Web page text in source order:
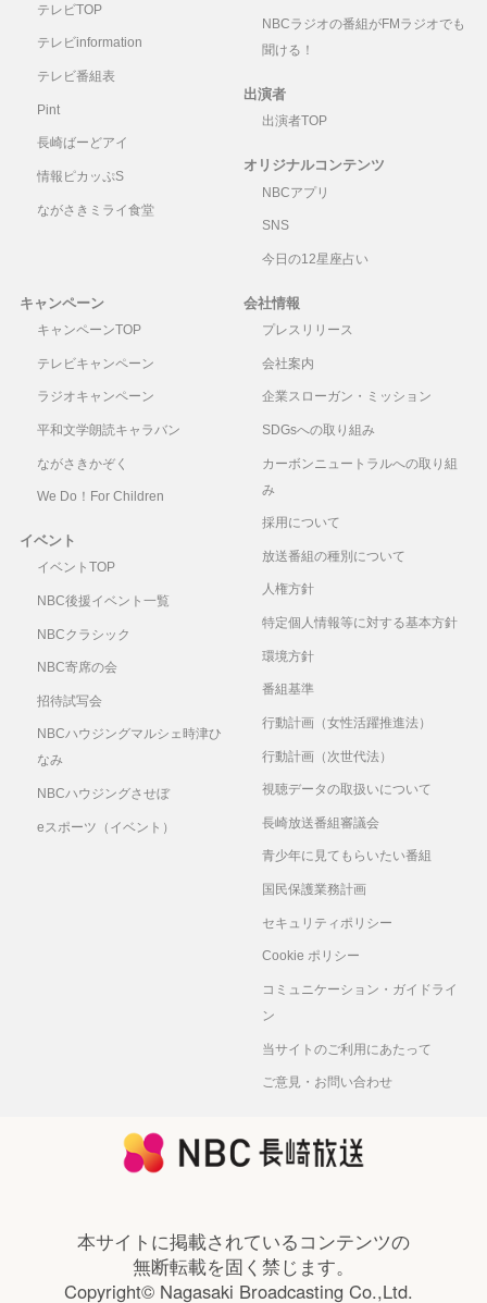
テレビTOP
テレビinformation
テレビ番組表
Pint
長崎ばーどアイ
情報ピカッぷS
ながさきミライ食堂
NBCラジオの番組がFMラジオでも
聞ける！
出演者
出演者TOP
オリジナルコンテンツ
NBCアプリ
SNS
今日の12星座占い
キャンペーン
キャンペーンTOP
テレビキャンペーン
ラジオキャンペーン
平和文学朗読キャラバン
ながさきかぞく
We Do！For Children
イベント
イベントTOP
NBC後援イベント一覧
NBCクラシック
NBC寄席の会
招待試写会
NBCハウジングマルシェ時津ひ
なみ
NBCハウジングさせぼ
eスポーツ（イベント）
会社情報
プレスリリース
会社案内
企業スローガン・ミッション
SDGsへの取り組み
カーボンニュートラルへの取り組
み
採用について
放送番組の種別について
人権方針
特定個人情報等に対する基本方針
環境方針
番組基準
行動計画（女性活躍推進法）
行動計画（次世代法）
視聴データの取扱いについて
長崎放送番組審議会
青少年に見てもらいたい番組
国民保護業務計画
セキュリティポリシー
Cookie ポリシー
コミュニケーション・ガイドライ
ン
当サイトのご利用にあたって
ご意見・お問い合わせ
本サイトに掲載されているコンテンツの
無断転載を固く禁じます。
Copyright© Nagasaki Broadcasting Co.,Ltd.